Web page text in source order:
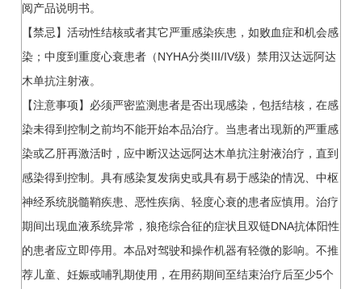
阅产品说明书。
【禁忌】活动性结核或者其它严重感染疾患，如败血症和机会感
染；中度到重度心衰患者（NYHA分类III/IV级）禁用汉达远阿达
木单抗注射液。
【注意事项】必须严密监测患者是否出现感染，包括结核，在感
染未得到控制之前均不能开始本品治疗。当患者出现新的严重感
染或乙肝再激活时，应中断汉达远阿达木单抗注射液治疗，直到
感染得到控制。具有感染复发病史或具有易于感染的情况、中枢
神经系统脱髓鞘疾患、恶性疾病、轻度心衰的患者应慎用。治疗
期间出现血液系统异常，狼疮综合征的症状且双链DNA抗体阳性
的患者应立即停用。本品对驾驶和操作机器有轻微的影响。不推
荐儿童、妊娠或哺乳期使用，在用药期间至结束治疗后至少5个